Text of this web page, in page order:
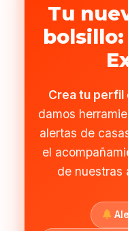
Tu
bolsillo:
Crea tu perfil
damos
alertas de
el
de nuestras